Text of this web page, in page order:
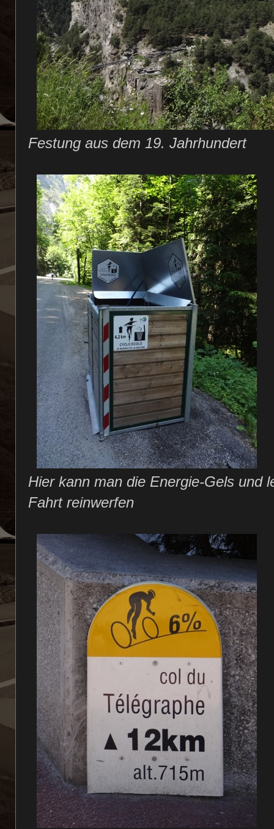
Festung aus dem 19. Jahrhundert
Hier kann man die Energie-Gels und
Fahrt reinwerfen